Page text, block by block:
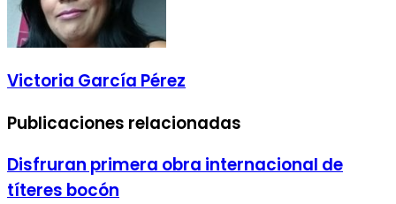
Victoria García Pérez
Publicaciones relacionadas
Disfruran primera obra internacional de
títeres bocón